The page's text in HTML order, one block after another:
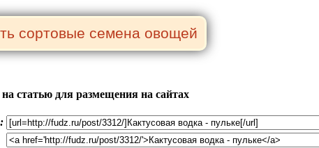
статью для размещения на сайтах